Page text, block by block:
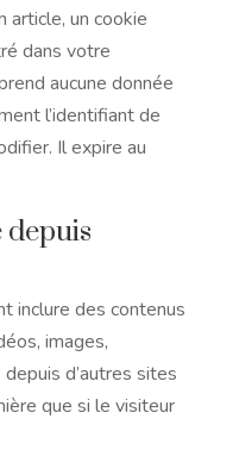
article, un cookie
dans votre
aucune donnée
l’identifiant de
Il expire au
depuis
inclure des contenus
images,
d’autres sites
que si le visiteur